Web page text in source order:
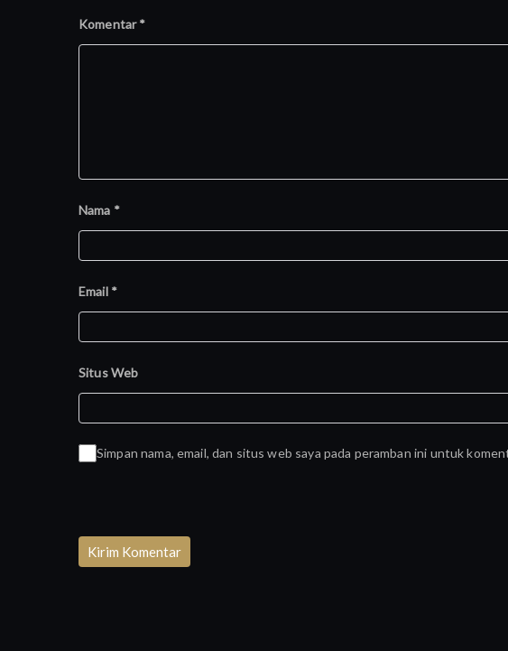
Komentar*
Nama *
Email *
Situs Web
Simpan nama, email, dan situs web saya pada peramban ini untuk